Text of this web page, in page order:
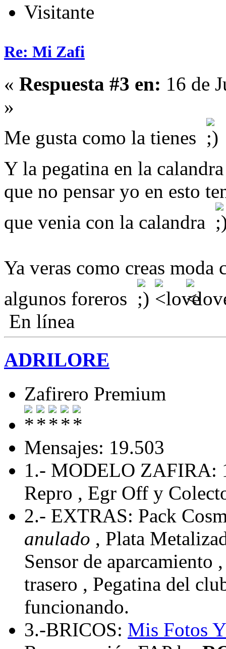
Visitante
Re: Mi Zafi
« Respuesta #3 en: 16 de
»
Me gusta como la tienes
Y la pegatina en la
que no pensar yo en esto
que venia con la calandra
Ya veras como creas moda
algunos foreros
En línea
ADRILORE
Zafirero Premium
Mensajes: 19.503
1.- MODELO ZAFIRA:
Repro , Egr Off y
2.- EXTRAS: Pack
anulado , Plata
Sensor de
trasero , Pegatina del
funcionando.
3.-BRICOS: Mis Fotos